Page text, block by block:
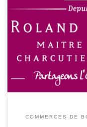
Roland Denoual
Meilleures Rillettes
les Félicitations du Jury
à nouveau récompensé
leur terrine de
[…]
COMMERCES DE